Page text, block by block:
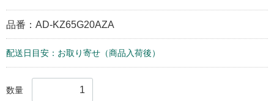
品番： AD-KZ65G20AZA
配送日目安：お取り寄せ（商品入荷後）
数量